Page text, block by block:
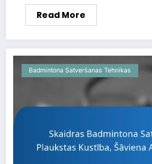
Read More
Badmintona Satveršanas Tehnikas